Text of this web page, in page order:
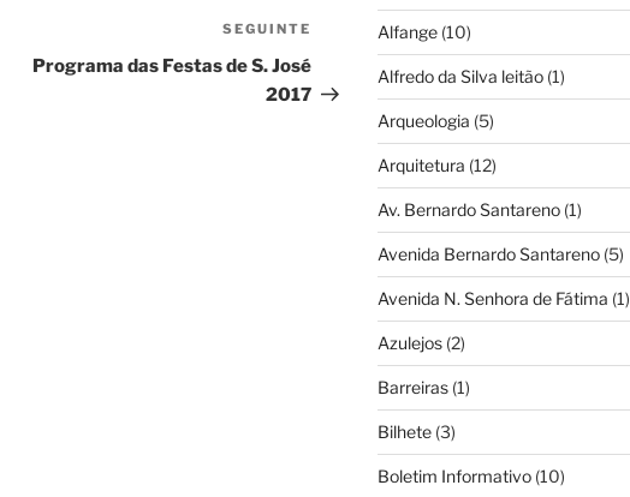
Conteúdo
seguinte
SEGUINTE
Programa das Festas de S. José
2017
Alfange(10)
Alfredo da Silva leitão(1)
Arqueologia (5)
Arquitetura (12)
Av. Bernardo Santareno(1)
Avenida Bernardo Santareno(5)
Avenida N. Senhora de Fátima (1)
Azulejos(2)
Barreiras(1)
Bilhete(3)
Boletim Informativo(10)